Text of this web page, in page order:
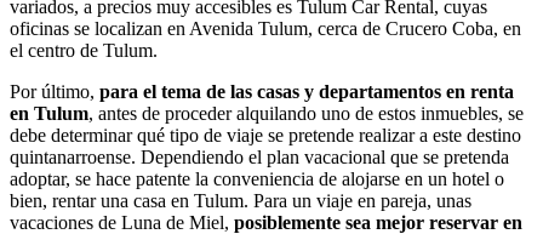
variados, a precios muy accesibles es Tulum Car Rental, cuyas
oficinas se localizan en Avenida Tulum, cerca de Crucero Coba, en
el centro de Tulum.
Por último, para el tema de las casas y departamentos en renta
en Tulum, antes de proceder alquilando uno de estos inmuebles, se
debe determinar qué tipo de viaje se pretende realizar a este destino
quintanarroense. Dependiendo el plan vacacional que se pretenda
adoptar, se hace patente la conveniencia de alojarse en un hotel o
bien, rentar una casa en Tulum. Para un viaje en pareja, unas
vacaciones de Luna de Miel, posiblemente sea mejor reservar en